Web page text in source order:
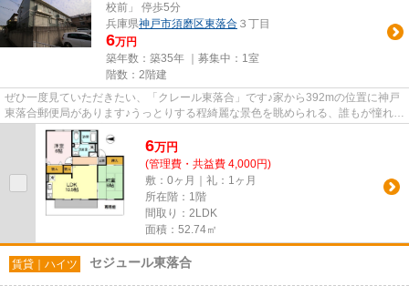
校前」 停歩5分
兵庫県神戸市須磨区東落合 ３丁目
6万円
築年数：築35年 ｜募集中： 1室
階数：2階建
ぜひ一度見ていただきたい、「クレール東落合」です♪家から392mの位置に神戸
東落合郵便局があります♪うっとりする程綺麗な景色を眺められる、誰もが憧れる
物件です♪風通しが良好なので...
6万円
(管理費・共益費 4,000円)
敷：0ヶ月｜礼：1ヶ月
所在階：1階
間取り：2LDK
面積：52.74㎡
賃貸｜ハイツ セジュール東落合